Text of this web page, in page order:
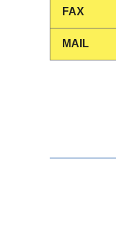
FAX
MAIL